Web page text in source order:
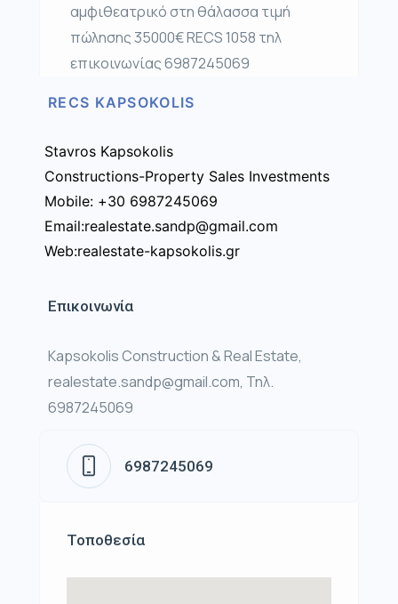
αμφιθεατρικό στη θάλασσα τιμή
πώλησης 35000€ RECS 1058 τηλ
επικοινωνίας 6987245069
RECS KAPSOKOLIS
Stavros Kapsokolis
Constructions-Property Sales Investments
Mobile: +30 6987245069
Email:realestate.sandp@gmail.com
Web:realestate-kapsokolis.gr
Επικοινωνία
Kapsokolis Construction & Real Estate,
realestate.sandp@gmail.com, Τηλ.
6987245069
6987245069
Τοποθεσία